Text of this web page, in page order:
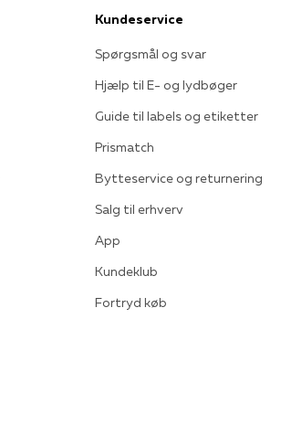
Kundeservice
Spørgsmål og svar
Hjælp til E- og lydbøger
Guide til labels og etiketter
Prismatch
Bytteservice og returnering
Salg til erhverv
App
Kundeklub
Fortryd køb